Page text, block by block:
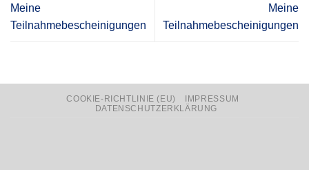
Meine
Teilnahmebescheinigungen
Meine
Teilnahmebescheinigungen
COOKIE-RICHTLINIE (EU)
IMPRESSUM
DATENSCHUTZERKLÄRUNG